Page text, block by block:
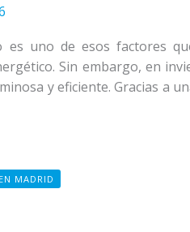
uno de esos factores
Sin embargo, en
y eficiente. Gracias a
MADRID